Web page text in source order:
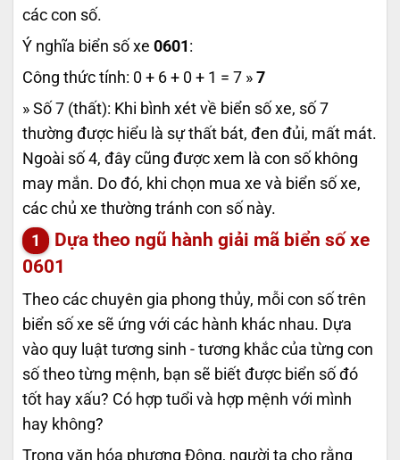
các con số.
Ý nghĩa biển số xe 0601 :
Công thức tính: 0 + 6 + 0 + 1 = 7 » 7
» Số 7 (thất): Khi bình xét về biển số xe, số 7
thường được hiểu là sự thất bát, đen đủi, mất mát.
Ngoài số 4, đây cũng được xem là con số không
may mắn. Do đó, khi chọn mua xe và biển số xe,
các chủ xe thường tránh con số này.
Dựa theo ngũ hành giải mã biển số xe
0601
Theo các chuyên gia phong thủy, mỗi con số trên
biển số xe sẽ ứng với các hành khác nhau. Dựa
vào quy luật tương sinh - tương khắc của từng con
số theo từng mệnh, bạn sẽ biết được biển số đó
tốt hay xấu? Có hợp tuổi và hợp mệnh với mình
hay không?
Trong văn hóa phương Đông, người ta cho rằng